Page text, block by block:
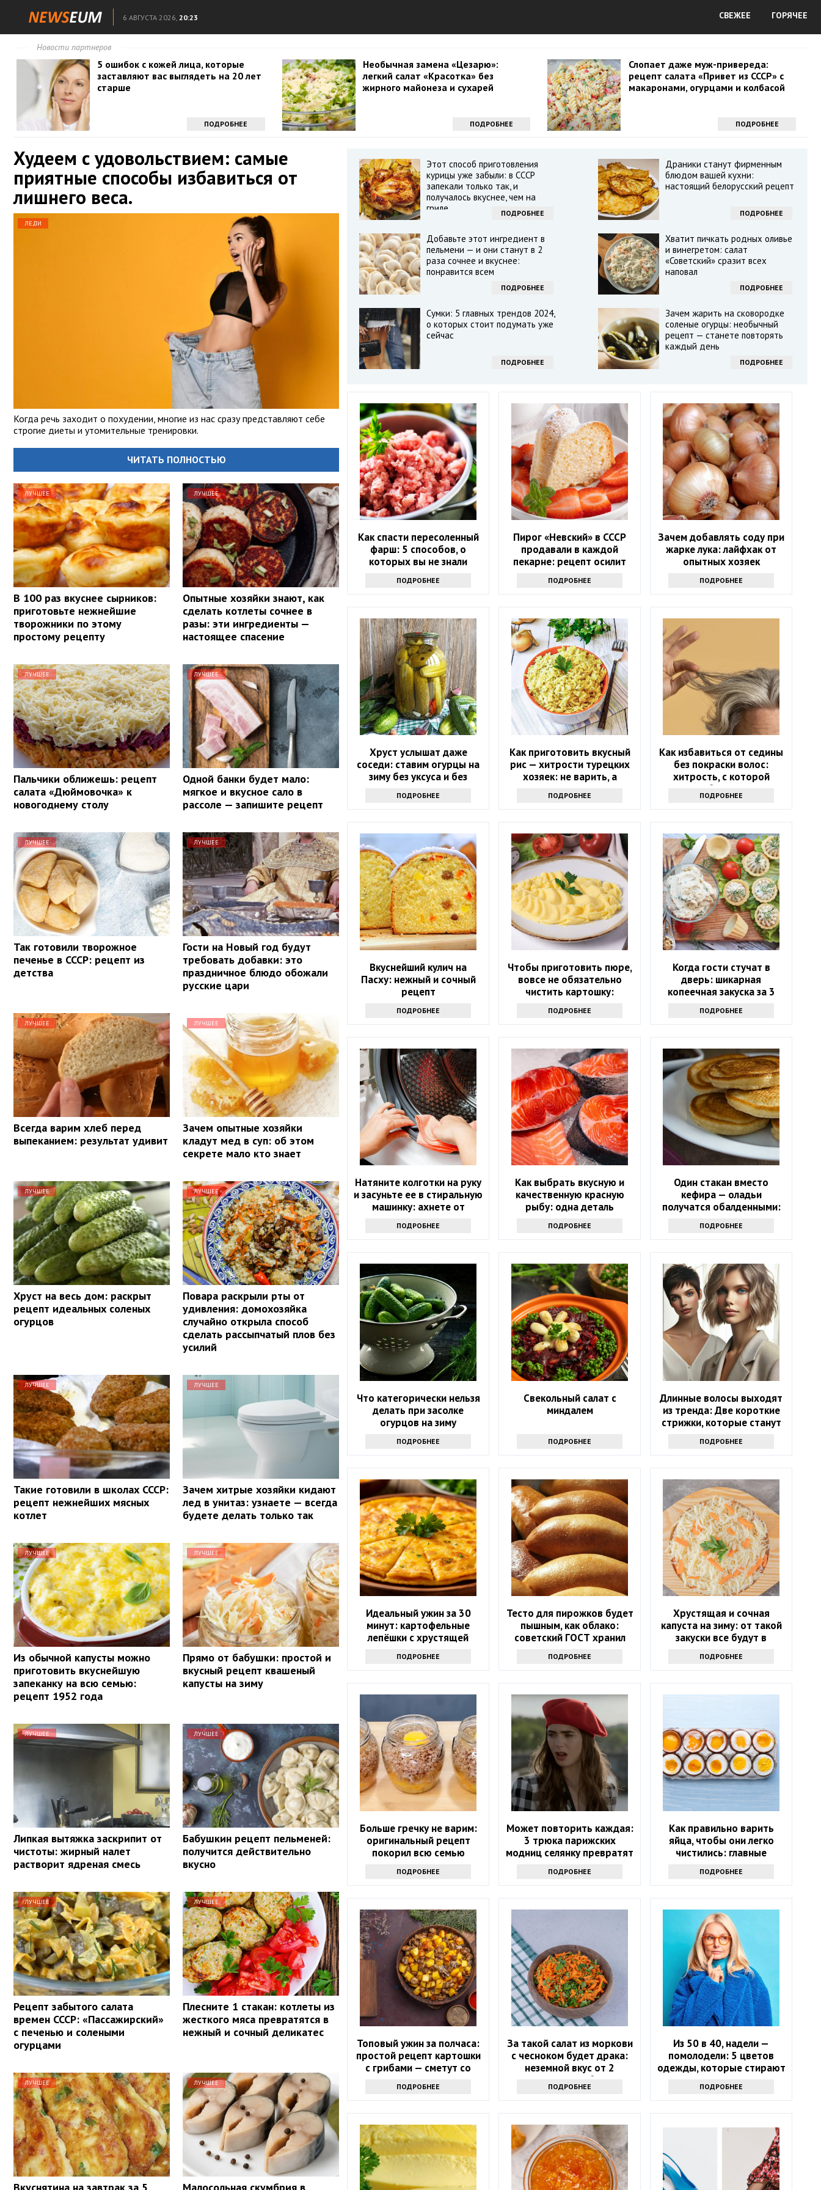
6 АВГУСТА 2026, 20:23 СВЕЖЕЕ ГОРЯЧЕЕ
Новости партнеров
5 ошибок с кожей лица, которые
заставляют вас выглядеть на 20 лет
старше
ПОДРОБНЕЕ
Необычная замена «Цезарю»:
легкий салат «Красотка» без
жирного майонеза и сухарей
ПОДРОБНЕЕ
Слопает даже муж-привереда:
рецепт салата «Привет из СССР» с
макаронами, огурцами и колбасой
ПОДРОБНЕЕ
Худеем с удовольствием: самые
приятные способы избавиться от
лишнего веса.
ЛЕДИ
Когда речь заходит о похудении, многие из нас сразу представляют себе
строгие диеты и утомительные тренировки.
ЧИТАТЬ ПОЛНОСТЬЮ
ЛУЧШЕЕ
В 100 раз вкуснее сырников:
приготовьте нежнейшие
творожники по этому
простому рецепту
ЛУЧШЕЕ
Опытные хозяйки знают, как
сделать котлеты сочнее в
разы: эти ингредиенты —
настоящее спасение
ЛУЧШЕЕ
Пальчики оближешь: рецепт
салата «Дюймовочка» к
новогоднему столу
ЛУЧШЕЕ
Одной банки будет мало:
мягкое и вкусное сало в
рассоле — запишите рецепт
ЛУЧШЕЕ
Так готовили творожное
печенье в СССР: рецепт из
детства
ЛУЧШЕЕ
Гости на Новый год будут
требовать добавки: это
праздничное блюдо обожали
русские цари
ЛУЧШЕЕ
Всегда варим хлеб перед
выпеканием: результат удивит
ЛУЧШЕЕ
Зачем опытные хозяйки
кладут мед в суп: об этом
секрете мало кто знает
ЛУЧШЕЕ
Хруст на весь дом: раскрыт
рецепт идеальных соленых
огурцов
ЛУЧШЕЕ
Повара раскрыли рты от
удивления: домохозяйка
случайно открыла способ
сделать рассыпчатый плов без
усилий
ЛУЧШЕЕ
Такие готовили в школах СССР:
рецепт нежнейших мясных
котлет
ЛУЧШЕЕ
Зачем хитрые хозяйки кидают
лед в унитаз: узнаете — всегда
будете делать только так
ЛУЧШЕЕ
Из обычной капусты можно
приготовить вкуснейшую
запеканку на всю семью:
рецепт 1952 года
ЛУЧШЕЕ
Прямо от бабушки: простой и
вкусный рецепт квашеный
капусты на зиму
ЛУЧШЕЕ
Липкая вытяжка заскрипит от
чистоты: жирный налет
растворит ядреная смесь
ЛУЧШЕЕ
Бабушкин рецепт пельменей:
получится действительно
вкусно
ЛУЧШЕЕ
Рецепт забытого салата
времен СССР: «Пассажирский»
с печенью и солеными
огурцами
ЛУЧШЕЕ
Плесните 1 стакан: котлеты из
жесткого мяса превратятся в
нежный и сочный деликатес
ЛУЧШЕЕ
Вкуснятина на завтрак за 5
ЛУЧШЕЕ
Малосольная скумбрия в
Этот способ приготовления
курицы уже забыли: в СССР
запекали только так, и
получалось вкуснее, чем на
гриле
ПОДРОБНЕЕ
Драники станут фирменным
блюдом вашей кухни:
настоящий белорусский рецепт
ПОДРОБНЕЕ
Добавьте этот ингредиент в
пельмени — и они станут в 2
раза сочнее и вкуснее:
понравится всем
ПОДРОБНЕЕ
Хватит пичкать родных оливье
и винегретом: салат
«Советский» сразит всех
наповал
ПОДРОБНЕЕ
Сумки: 5 главных трендов 2024,
о которых стоит подумать уже
сейчас
ПОДРОБНЕЕ
Зачем жарить на сковородке
соленые огурцы: необычный
рецепт — станете повторять
каждый день
ПОДРОБНЕЕ
Как спасти пересоленный
фарш: 5 способов, о
которых вы не знали
ПОДРОБНЕЕ
Пирог «Невский» в СССР
продавали в каждой
пекарне: рецепт осилит
даже неопытная хозяйка
ПОДРОБНЕЕ
Зачем добавлять соду при
жарке лука: лайфхак от
опытных хозяек
ПОДРОБНЕЕ
Хруст услышат даже
соседи: ставим огурцы на
зиму без уксуса и без
без подвала
ПОДРОБНЕЕ
Как приготовить вкусный
рис — хитрости турецких
хозяек: не варить, а
ПОДРОБНЕЕ
Как избавиться от седины
без покраски волос:
хитрость, с которой
должна быть знакома
каждая женщина
ПОДРОБНЕЕ
Вкуснейший кулич на
Пасху: нежный и сочный
рецепт
ПОДРОБНЕЕ
Чтобы приготовить пюре,
вовсе не обязательно
чистить картошку:
раскрыт топовый секрет
ПОДРОБНЕЕ
Когда гости стучат в
дверь: шикарная
копеечная закуска за 3
ПОДРОБНЕЕ
Натяните колготки на руку
и засуньте ее в стиральную
машинку: ахнете от
ПОДРОБНЕЕ
Как выбрать вкусную и
качественную красную
рыбу: одна деталь
ПОДРОБНЕЕ
Один стакан вместо
кефира — оладьи
получатся обалденными:
пробовали
ПОДРОБНЕЕ
Что категорически нельзя
делать при засолке
огурцов на зиму
ПОДРОБНЕЕ
Свекольный салат с
миндалем
ПОДРОБНЕЕ
Длинные волосы выходят
из тренда: Две короткие
стрижки, которые станут
года
ПОДРОБНЕЕ
Идеальный ужин за 30
минут: картофельные
лепёшки с хрустящей
корочкой и тягучим сыром
ПОДРОБНЕЕ
Тесто для пирожков будет
пышным, как облако:
советский ГОСТ хранил
ПОДРОБНЕЕ
Хрустящая и сочная
капуста на зиму: от такой
закуски все будут в
ПОДРОБНЕЕ
Больше гречку не варим:
оригинальный рецепт
покорил всю семью
ПОДРОБНЕЕ
Может повторить каждая:
3 трюка парижских
модниц селянку превратят
ПОДРОБНЕЕ
Как правильно варить
яйца, чтобы они легко
чистились: главные
лайфхаки
ПОДРОБНЕЕ
Топовый ужин за полчаса:
простой рецепт картошки
с грибами — сметут со
ПОДРОБНЕЕ
За такой салат из моркови
с чесноком будет драка:
неземной вкус от 2
секретных добавок
ПОДРОБНЕЕ
Из 50 в 40, надели —
помолодели: 5 цветов
одежды, которые стирают
ПОДРОБНЕЕ